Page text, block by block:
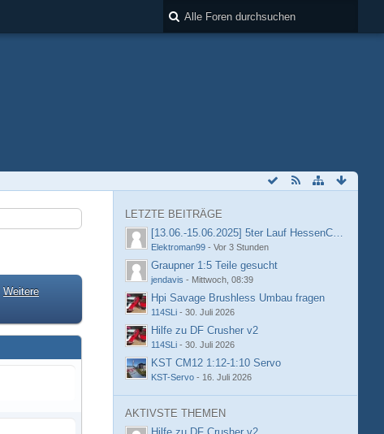
Weitere
LETZTE BEITRÄGE
[13.06.-15.06.2025] 5ter Lauf HessenCup OR8 /
Elektroman99 - Vor 3 Stunden
Graupner 1:5 Teile gesucht
jendavis - Mittwoch, 08:39
Hpi Savage Brushless Umbau fragen
114SLi - 30. Juli 2026
Hilfe zu DF Crusher v2
114SLi - 30. Juli 2026
KST CM12 1:12-1:10 Servo
KST-Servo - 16. Juli 2026
AKTIVSTE THEMEN